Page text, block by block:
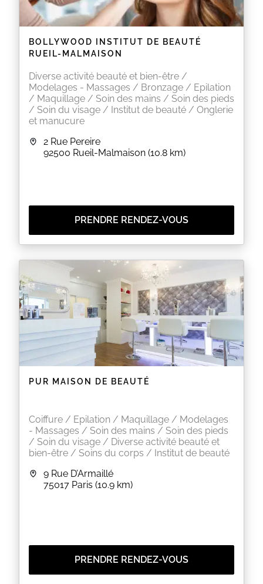
BOLLYWOOD INSTITUT DE BEAUTÉ
RUEIL-MALMAISON
Diverse activité beauté et bien-être /
Modelages - Massages / Bronzage / Epilation
/ Maquillage / Soin des mains / Soin des pieds
/ Soin du visage / Institut de beauté / Onglerie
et manucure
2 Rue Pereire
92500 Rueil-Malmaison (10.8 km)
PRENDRE RENDEZ-VOUS
PUR MAISON DE BEAUTÉ
Coiffure / Epilation / Maquillage / Modelages
- Massages / Soin des mains / Soin des pieds
/ Soin du visage / Diverse activité beauté et
bien-être / Soins du corps / Institut de beauté
9 Rue D’Armaillé
75017 Paris (10.9 km)
PRENDRE RENDEZ-VOUS